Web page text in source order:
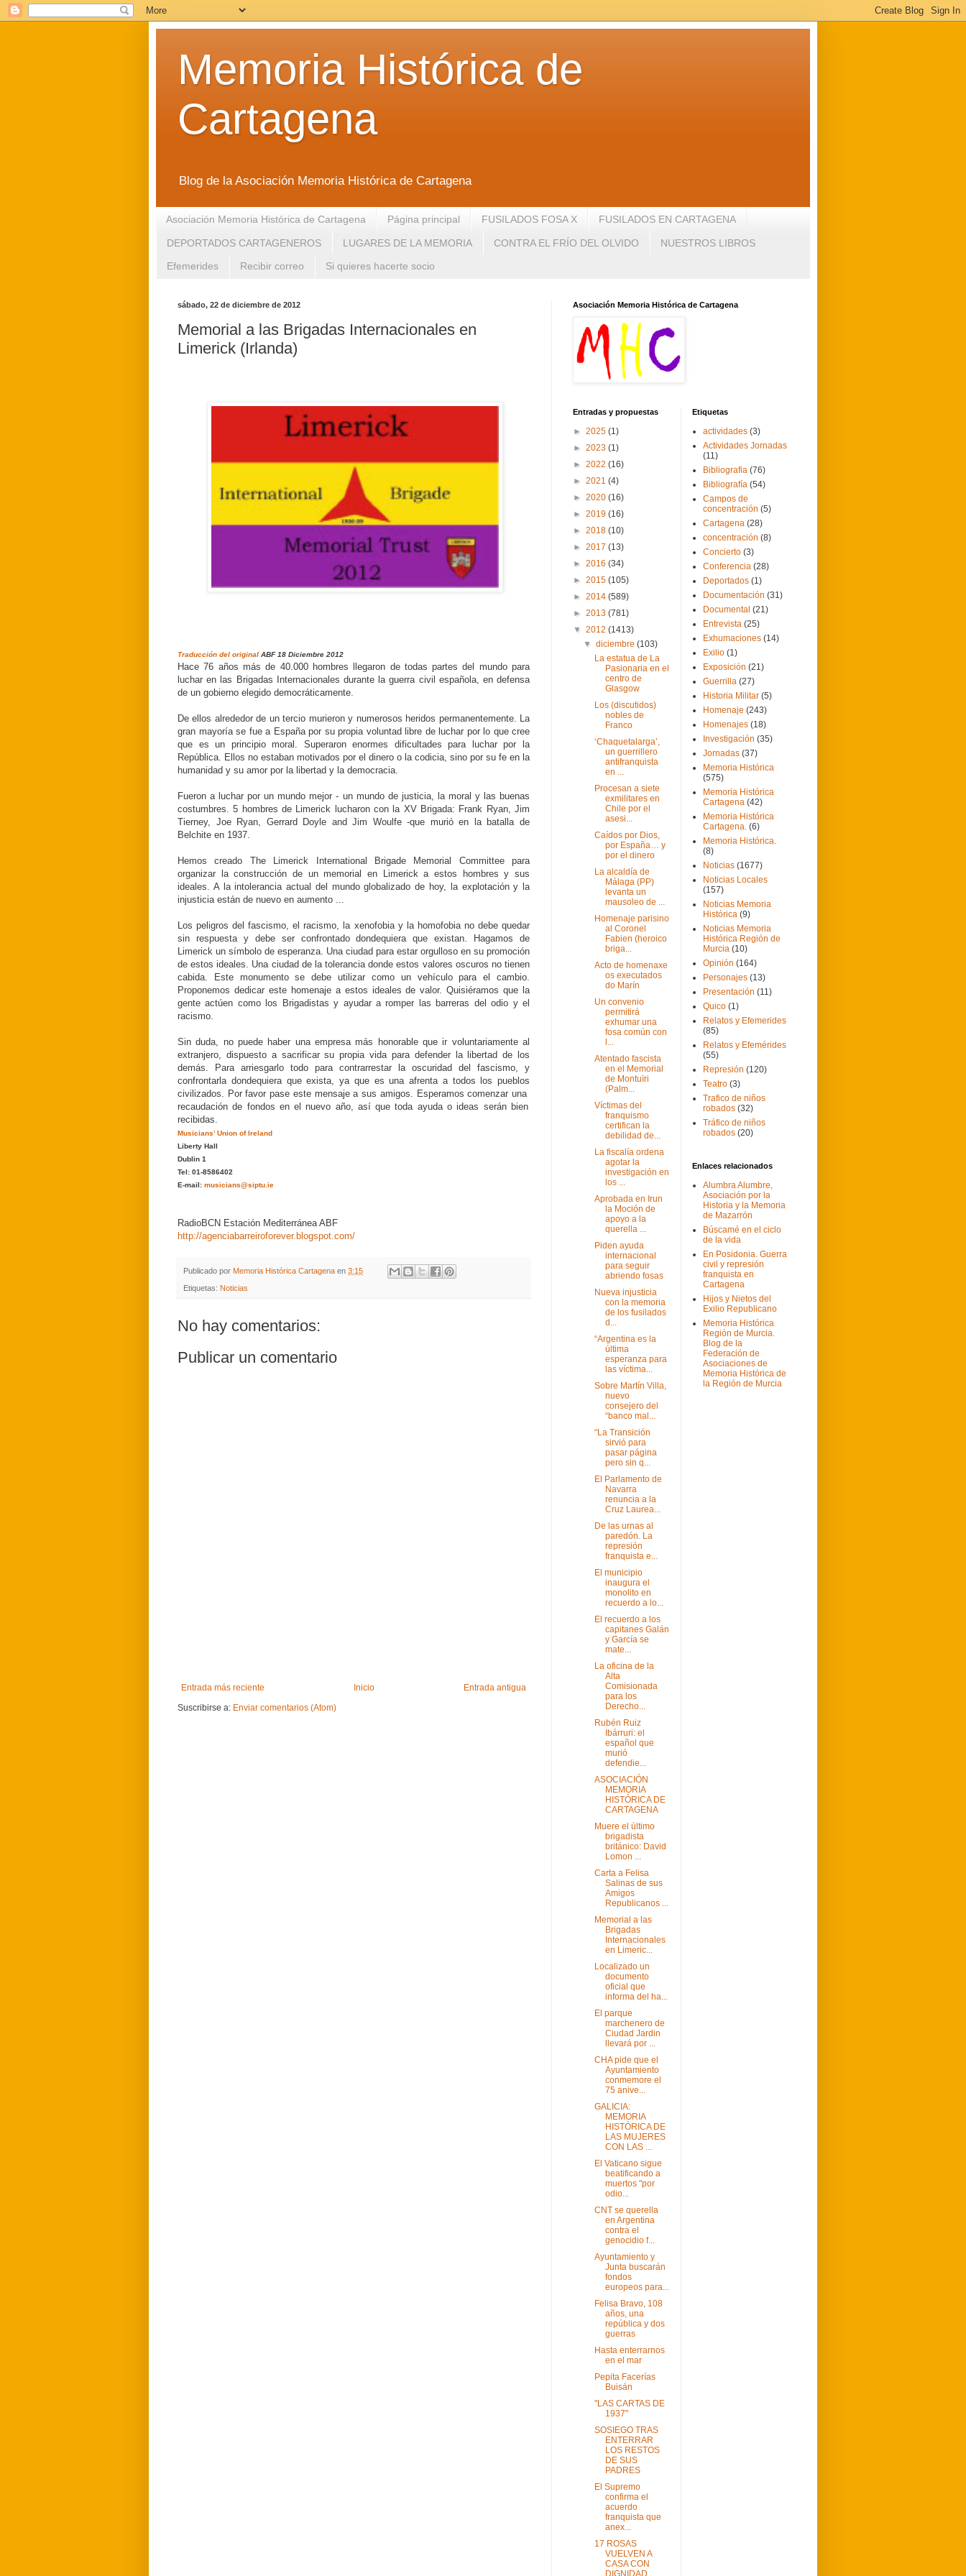
Memoria Histórica de
Cartagena
Blog de la Asociación Memoria Histórica de Cartagena
Asociación Memoria Histórica de Cartagena Página principal FUSILADOS FOSA X FUSILADOS EN CARTAGENA
DEPORTADOS CARTAGENEROS LUGARES DE LA MEMORIA CONTRA EL FRÍO DEL OLVIDO NUESTROS LIBROS
Efemerides Recibir correo Si quieres hacerte socio
sábado, 22 de diciembre de 2012
Memorial a las Brigadas Internacionales en
Limerick (Irlanda)
Traducción del original ABF 18 Diciembre 2012
Hace 76 años más de 40.000 hombres llegaron de todas partes del mundo para
luchar en las Brigadas Internacionales durante la guerra civil española, en defensa
de un gobierno elegido democráticamente.
De ellos alrededor de un tercio murieron y numerosos heridos permanentemente. La
gran mayoría se fue a España por su propia voluntad libre de luchar por lo que cree
que es un principio moral. Superaron enormes dificultades para luchar por
la
República. Ellos no estaban motivados por el dinero o la codicia , sino por su fe en la
humanidad y su amor por la libertad y la democracia.
Fueron a luchar por un mundo mejor - un mundo de justicia, la moral y las buenas
costumbres .5 hombres de Limerick lucharon con la XV Brigada: Frank Ryan, Jim
Tierney, Joe Ryan, Gerrard Doyle and Jim Woulfe-que murió en la batalla de
Belchite en 1937.
Hemos creado The Limerick International Brigade Memorial Committee para
organizar la construcción de un memorial en Limerick a estos hombres y sus
ideales.
A la intolerancia actual del mundo globalizado de hoy, la explotación yla
injusticia están de nuevo en aumento
Los peligros del fascismo , el racismo, la xenofobia y la homofobia no debe quedar
sin respuesta
y debe ser confrontado dondequiera que existan.
Hagamos de
Limerick un símbolo de esperanza. Una ciudad para estar orgulloso en su promoción
de estos ideales.
Una ciudad de la tolerancia donde estos valores oscuros no tienen
cabida.
Este monumento se debe utilizar como un vehículo para el cambio
Proponemos dedicar este homenaje a estos ideales de valor.
Quisiéramos que la
gente actúen como los Brigadistas y ayudar a romper las barreras del odio y el
racismo.
Sin duda, no puede haber una empresa más honorable que ir voluntariamente al
extranjero , dispuesto a sacrificar su propia vida para defender la libertad de los
demás
Para arriesgarlo todo para contrarrestar la oscuridad del fascismo,
y
confrontarla dondequiera que exista , ya que esuna afrenta a todos los pueblos
civilizados
Por favor pase este mensaje a sus amigos. Esperamos comenzar una
recaudación de fondos en el nuevo año, así que toda ayuda o ideas serán bien
recibidas
Musicians’ Union of Ireland
Liberty Hall
Dublin 1
Tel: 01-8586402
E-mail: musicians@siptu.ie
RadioBCN Estación Mediterránea ABF
http://agenciabarreiroforever.blogspot.com/
Publicado por Memoria Histórica Cartagena en 3:15
Etiquetas: Noticias
No hay comentarios:
Publicar un comentario
Entrada más reciente Entrada antigua
Inicio
Suscribirse a: Enviar comentarios (Atom)
Asociación Memoria Histórica de Cartagena
Entradas y propuestas
► 2025 (1)
► 2023 (1)
► 2022 (16)
► 2021 (4)
► 2020 (16)
► 2019 (16)
► 2018 (10)
► 2017 (13)
► 2016 (34)
► 2015 (105)
► 2014 (589)
► 2013 (781)
▼ 2012 (1413)
▼diciembre(103)
La estatua de La
Pasionaria en el
centro de
Glasgow
Los (discutidos)
nobles de
Franco
‘Chaquetalarga’,
un guerrillero
antifranquista
en ...
Procesan a siete
exmilitares en
Chile por el
asesi...
Caídos por Dios,
por España… y
por el dinero
La alcaldía de
Málaga (PP)
levanta un
mausoleo de ...
Homenaje parisino
al Coronel
Fabien (heroico
briga...
Acto de homenaxe
os executados
do Marín
Un convenio
permitirá
exhumar una
fosa común con
l...
Atentado fascista
en el Memorial
de Montuïri
(Palm...
Víctimas del
franquismo
certifican la
debilidad de...
La fiscalía ordena
agotar la
investigación en
los ...
Aprobada en Irun
la Moción de
apoyo a la
querella ...
Piden ayuda
internacional
para seguir
abriendo fosas
Nueva injusticia
con la memoria
de los fusilados
d...
“Argentina es la
última
esperanza para
las víctima...
Sobre Martín Villa,
nuevo
consejero del
“banco mal...
“La Transición
sirvió para
pasar página
pero sin q...
El Parlamento de
Navarra
renuncia a la
Cruz Laurea...
De las urnas al
paredón. La
represión
franquista e...
El municipio
inaugura el
monolito en
recuerdo a lo...
El recuerdo a los
capitanes Galán
y García se
mate...
La oficina de la
Alta
Comisionada
para los
Derecho...
Rubén Ruiz
Ibárruri: el
español que
murió
defendie...
ASOCIACIÓN
MEMORIA
HISTÓRICA DE
CARTAGENA
Muere el último
brigadista
británico: David
Lomon ...
Carta a Felisa
Salinas de sus
Amigos
Republicanos ...
Memorial a las
Brigadas
Internacionales
en Limeric...
Localizado un
documento
oficial que
informa del ha...
El parque
marchenero de
Ciudad Jardin
llevará por ...
CHA pide que el
Ayuntamiento
conmemore el
75 anive...
GALICIA:
MEMORIA
HISTÓRICA DE
LAS MUJERES
CON LAS ...
El Vaticano sigue
beatificando a
muertos "por
odio...
CNT se querella
en Argentina
contra el
genocidio f...
Ayuntamiento y
Junta buscarán
fondos
europeos para...
Felisa Bravo, 108
años, una
república y dos
guerras
Hasta enterrarnos
en el mar
Pepita Facerías
Buisán
"LAS CARTAS DE
1937"
SOSIEGO TRAS
ENTERRAR
LOS RESTOS
DE SUS
PADRES
El Supremo
confirma el
acuerdo
franquista que
anex...
17 ROSAS
VUELVEN A
CASA CON
DIGNIDAD
Etiquetas
actividades (3)
Actividades Jornadas
(11)
Bibliografia (76)
Bibliografía (54)
Campos de
concentración (5)
Cartagena (28)
concentración (8)
Concierto (3)
Conferencia (28)
Deportados (1)
Documentación (31)
Documental (21)
Entrevista (25)
Exhumaciones (14)
Exilio (1)
Exposición (21)
Guerrilla (27)
Historia Militar (5)
Homenaje (243)
Homenajes (18)
Investigación (35)
Jornadas (37)
Memoria Histórica
(575)
Memoria Histórica
Cartagena (42)
Memoria Histórica
Cartagena. (6)
Memoria Histórica.
(8)
Noticias (1677)
Noticias Locales
(157)
Noticias Memoria
Histórica (9)
Noticias Memoria
Histórica Región de
Murcia (10)
Opinión (164)
Personajes (13)
Presentación (11)
Quico (1)
Relatos y Efemerides
(85)
Relatos y Efemérides
(55)
Represión (120)
Teatro (3)
Trafico de niños
robados (32)
Tráfico de niños
robados (20)
Enlaces relacionados
Alumbra Alumbre,
Asociación por la
Historia y la Memoria
de Mazarrón
Búscamé en el ciclo
de la vida
En Posidonia. Guerra
civil y represión
franquista en
Cartagena
Hijos y Nietos del
Exilio Republicano
Memoria Histórica
Región de Murcia.
Blog de la
Federación de
Asociaciones de
Memoria Histórica de
la Región de Murcia